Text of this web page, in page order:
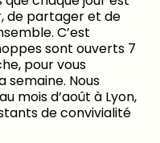
de partager et de
C’est
sont ouverts 7
pour vous
Nous
mois d’août à Lyon,
de convivialité